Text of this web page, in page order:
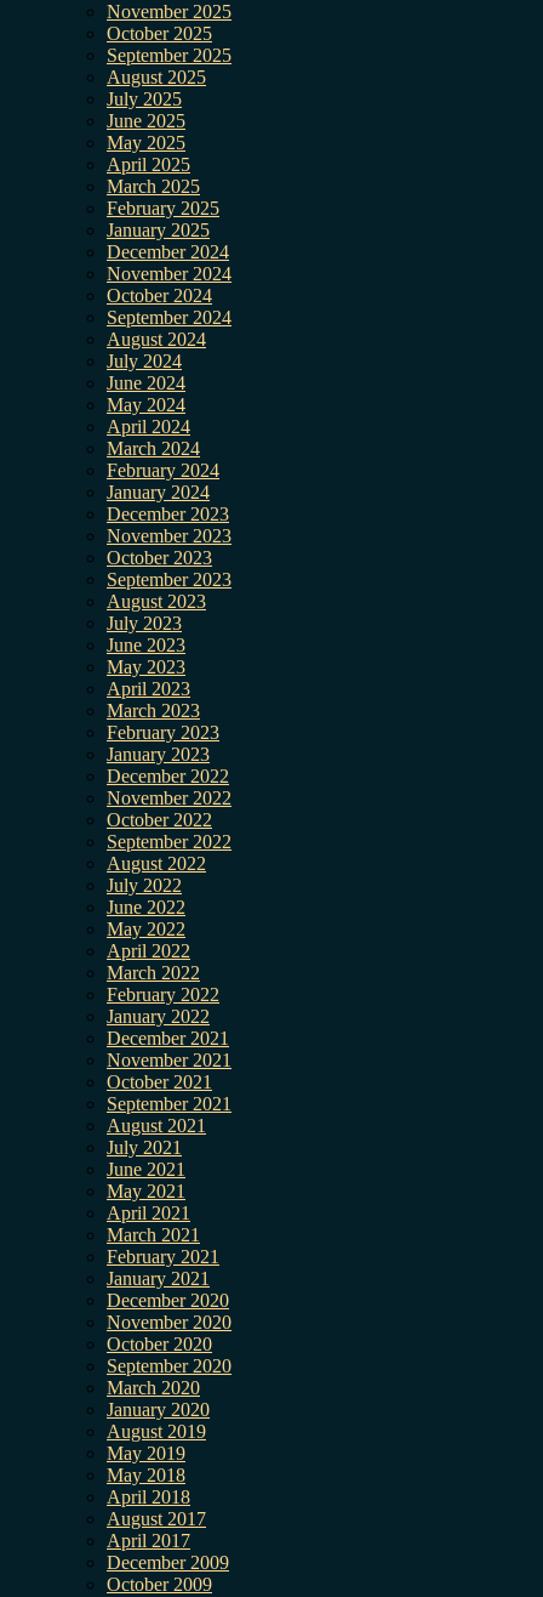
November 2025
October 2025
September 2025
August 2025
July 2025
June 2025
May 2025
April 2025
March 2025
February 2025
January 2025
December 2024
November 2024
October 2024
September 2024
August 2024
July 2024
June 2024
May 2024
April 2024
March 2024
February 2024
January 2024
December 2023
November 2023
October 2023
September 2023
August 2023
July 2023
June 2023
May 2023
April 2023
March 2023
February 2023
January 2023
December 2022
November 2022
October 2022
September 2022
August 2022
July 2022
June 2022
May 2022
April 2022
March 2022
February 2022
January 2022
December 2021
November 2021
October 2021
September 2021
August 2021
July 2021
June 2021
May 2021
April 2021
March 2021
February 2021
January 2021
December 2020
November 2020
October 2020
September 2020
March 2020
January 2020
August 2019
May 2019
May 2018
April 2018
August 2017
April 2017
December 2009
October 2009